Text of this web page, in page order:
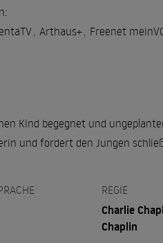
, Arthaus+, Freenet
Kind begegnet und
und fordert den Jungen
REGIE
Charlie
Chaplin